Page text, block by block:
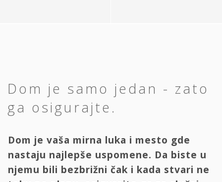
Dom je samo jedan - zato
ga osigurajte.
Dom je vaša mirna luka i mesto gde
nastaju najlepše uspomene. Da biste u
njemu bili bezbrižni čak i kada stvari ne